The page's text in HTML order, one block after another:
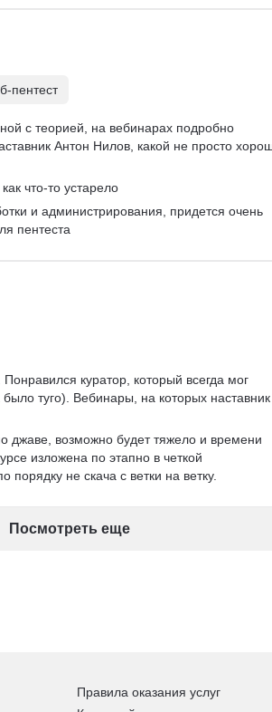
пентест
с теорией, на вебинарах подробно
Антон Нилов, какой не просто
что-то устарело
и администрирования, придется очень
пентеста
куратор, который всегда мог
туго). Вебинары, на которых наставник
джаве, возможно будет тяжело и времени
изложена по этапно в четкой
порядку не скача с ветки на ветку.
Посмотреть еще
Правила оказания услуг